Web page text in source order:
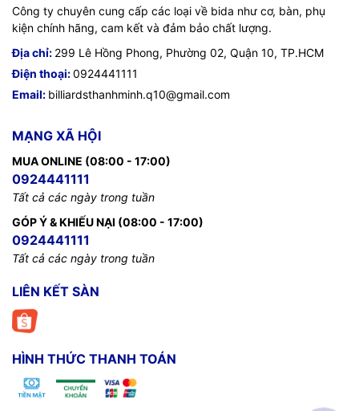
Công ty chuyên cung cấp các loại về bida như cơ, bàn, phụ
kiện chính hãng, cam kết và đảm bảo chất lượng.
Địa chỉ: 299 Lê Hồng Phong, Phường 02, Quận 10, TP.HCM
Điện thoại:0924441111
Email: billiardsthanhminh.q10@gmail.com
MẠNG XÃ HỘI
MUA ONLINE (08:00 - 17:00)
0924441111
Tất cả các ngày trong tuần
GÓP Ý & KHIẾU NẠI (08:00 - 17:00)
0924441111
Tất cả các ngày trong tuần
LIÊN KẾT SÀN
HÌNH THỨC THANH TOÁN